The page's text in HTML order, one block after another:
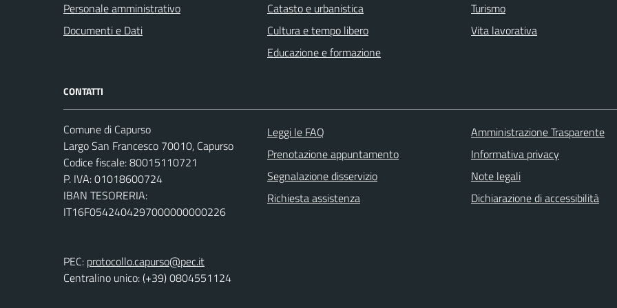
Personale amministrativo
Documenti e Dati
Catasto e urbanistica
Cultura e tempo libero
Educazione e formazione
Turismo
Vita lavorativa
CONTATTI
Comune di Capurso
Largo San Francesco 70010, Capurso
Codice fiscale: 80015110721
P. IVA: 01018600724
IBAN TESORERIA:
IT16F0542404297000000000226
PEC: protocollo.capurso@pec.it
Centralino unico: (+39) 0804551124
Leggi le FAQ
Prenotazione appuntamento
Segnalazione disservizio
Richiesta assistenza
Amministrazione Trasparente
Informativa privacy
Note legali
Dichiarazione di accessibilità